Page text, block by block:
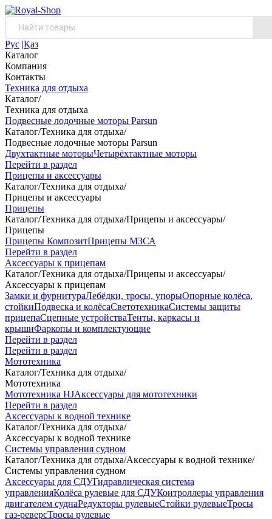
Рус |Қаз
Каталог
Компания
Контакты
Техника для отдыха
Каталог/
Техника для отдыха
Подвесные лодочные моторы Parsun
Каталог/Техника для отдыха/
Подвесные лодочные моторы Parsun
Двухтактные моторыЧетырёхтактные моторы
Перейти в раздел
Прицепы и аксессуары
Каталог/Техника для отдыха/
Прицепы и аксессуары
Прицепы
Каталог/Техника для отдыха/Прицепы и аксессуары/
Прицепы
Прицепы КомпозитПрицепы МЗСА
Перейти в раздел
Аксессуары к прицепам
Каталог/Техника для отдыха/Прицепы и аксессуары/
Аксессуары к прицепам
Замки и фурнитураЛебёдки, тросы, упорыОпорные колёса,
стойкиПодвеска и колёсаСветотехникаСистемы защиты
прицепаСцепные устройстваТенты, каркасы и
крышиФаркопы и комплектующие
Перейти в раздел
Перейти в раздел
Мототехника
Каталог/Техника для отдыха/
Мототехника
Мототехника HJАксессуары для мототехники
Перейти в раздел
Аксессуары к водной технике
Каталог/Техника для отдыха/
Аксессуары к водной технике
Системы управления судном
Каталог/Техника для отдыха/Аксессуары к водной технике/
Системы управления судном
Аксессуары для СДУГидравлическая система
управленияКолёса рулевые для СДУКонтроллеры управления
двигателем суднаРедукторы рулевыеСтойки рулевыеТросы
газ-реверсТросы рулевые